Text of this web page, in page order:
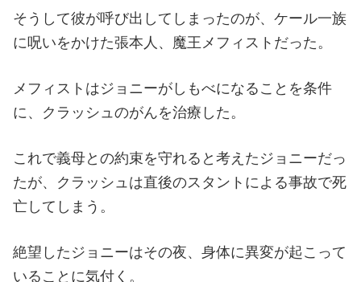
そうして彼が呼び出してしまったのが、ケール一族
に呪いをかけた張本人、魔王メフィストだった。
メフィストはジョニーがしもべになることを条件
に、クラッシュのがんを治療した。
これで義母との約束を守れると考えたジョニーだっ
たが、クラッシュは直後のスタントによる事故で死
亡してしまう。
絶望したジョニーはその夜、身体に異変が起こって
いることに気付く。